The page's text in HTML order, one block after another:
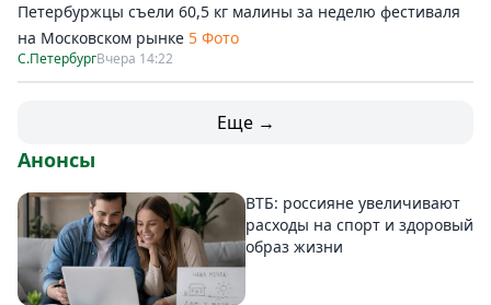
Петербуржцы съели 60,5 кг малины за неделю фестиваля
на Московском рынке 5 Фото
С.ПетербургВчера 14:22
Еще →
Анонсы
ВТБ: россияне увеличивают
расходы на спорт и здоровый
образ жизни